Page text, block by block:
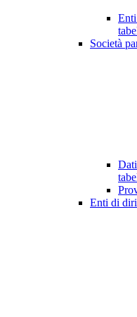
Società
Enti di